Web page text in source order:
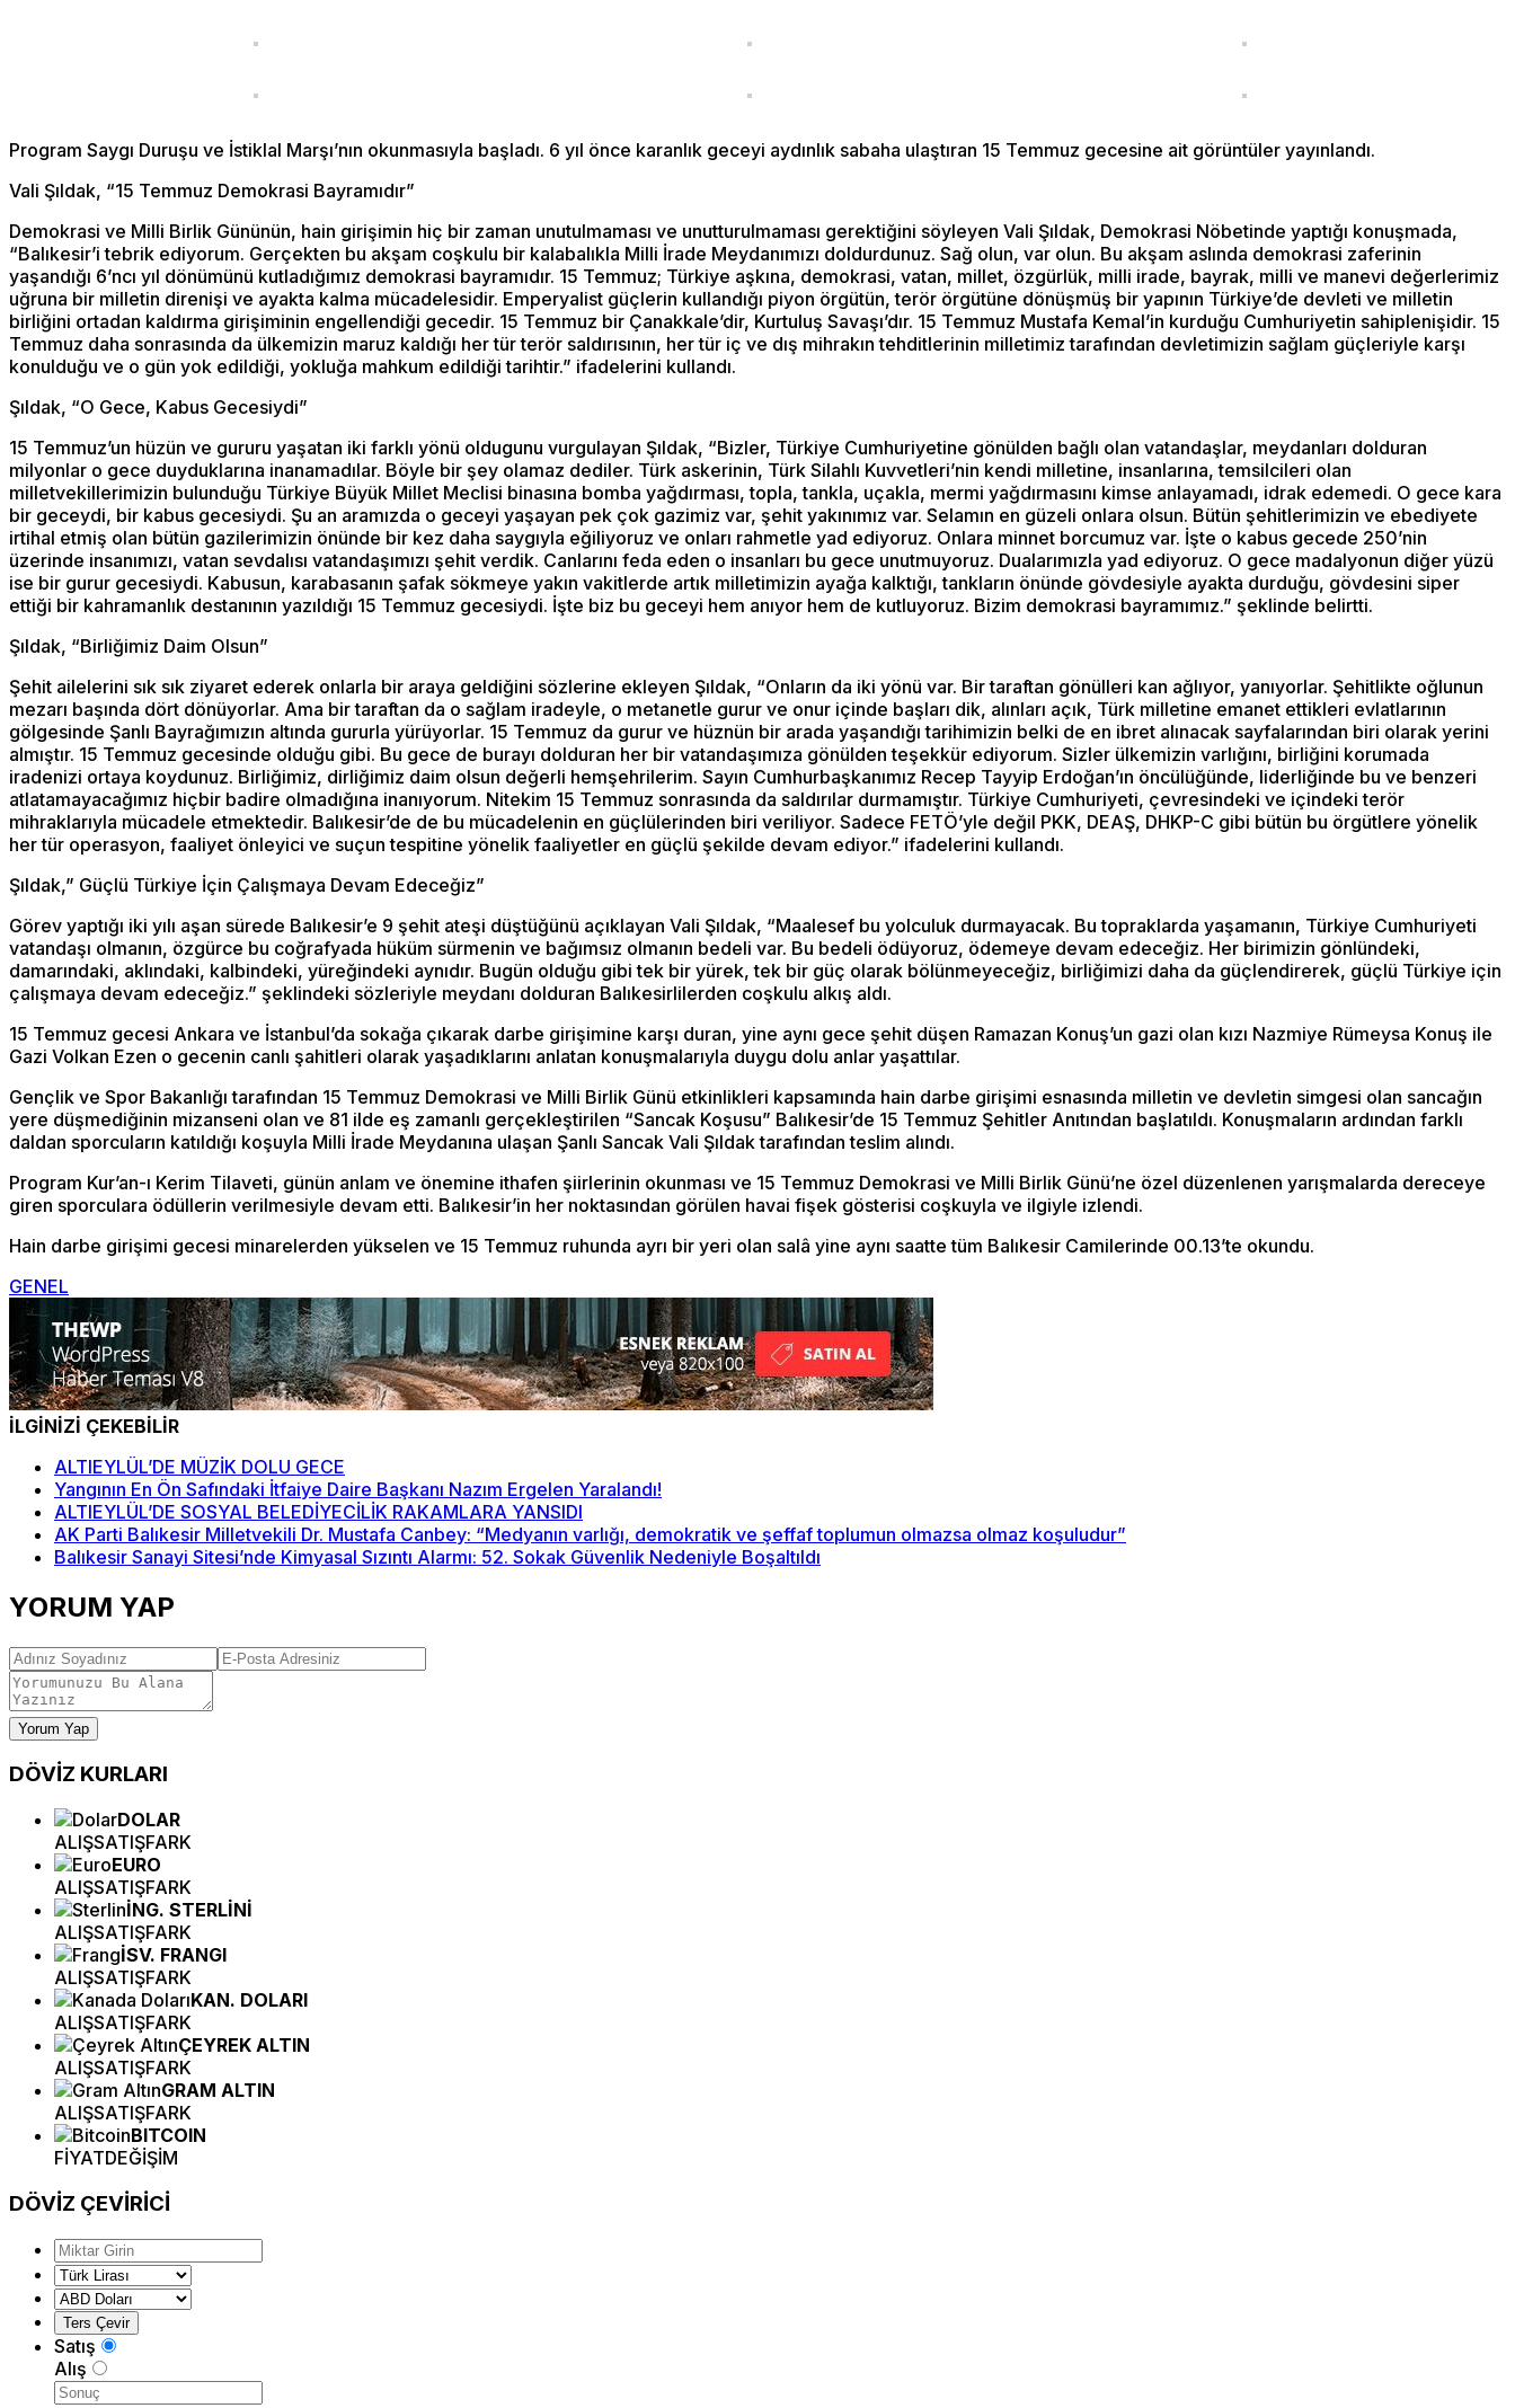
Program Saygı Duruşu ve İstiklal Marşı’nın okunmasıyla başladı. 6 yıl önce karanlık geceyi aydınlık sabaha ulaştıran 15 Temmuz gecesine ait görüntüler yayınlandı.
Vali Şıldak, “15 Temmuz Demokrasi Bayramıdır”
Demokrasi ve Milli Birlik Gününün, hain girişimin hiç bir zaman unutulmaması ve unutturulmaması gerektiğini söyleyen Vali Şıldak, Demokrasi Nöbetinde yaptığı konuşmada,
“Balıkesir’i tebrik ediyorum. Gerçekten bu akşam coşkulu bir kalabalıkla Milli İrade Meydanımızı doldurdunuz. Sağ olun, var olun. Bu akşam aslında demokrasi zaferinin
yaşandığı 6’ncı yıl dönümünü kutladığımız demokrasi bayramıdır. 15 Temmuz; Türkiye aşkına, demokrasi, vatan, millet, özgürlük, milli irade, bayrak, milli ve manevi değerlerimiz
uğruna bir milletin direnişi ve ayakta kalma mücadelesidir. Emperyalist güçlerin kullandığı piyon örgütün, terör örgütüne dönüşmüş bir yapının Türkiye’de devleti ve milletin
birliğini ortadan kaldırma girişiminin engellendiği gecedir. 15 Temmuz bir Çanakkale’dir, Kurtuluş Savaşı’dır. 15 Temmuz Mustafa Kemal’in kurduğu Cumhuriyetin sahiplenişidir. 15
Temmuz daha sonrasında da ülkemizin maruz kaldığı her tür terör saldırısının, her tür iç ve dış mihrakın tehditlerinin milletimiz tarafından devletimizin sağlam güçleriyle karşı
konulduğu ve o gün yok edildiği, yokluğa mahkum edildiği tarihtir.” ifadelerini kullandı.
Şıldak, “O Gece, Kabus Gecesiydi”
15 Temmuz’un hüzün ve gururu yaşatan iki farklı yönü oldugunu vurgulayan Şıldak, “Bizler, Türkiye Cumhuriyetine gönülden bağlı olan vatandaşlar, meydanları dolduran
milyonlar o gece duyduklarına inanamadılar. Böyle bir şey olamaz dediler. Türk askerinin, Türk Silahlı Kuvvetleri’nin kendi milletine, insanlarına, temsilcileri olan
milletvekillerimizin bulunduğu Türkiye Büyük Millet Meclisi binasına bomba yağdırması, topla, tankla, uçakla, mermi yağdırmasını kimse anlayamadı, idrak edemedi. O gece kara
bir geceydi, bir kabus gecesiydi. Şu an aramızda o geceyi yaşayan pek çok gazimiz var, şehit yakınımız var. Selamın en güzeli onlara olsun. Bütün şehitlerimizin ve ebediyete
irtihal etmiş olan bütün gazilerimizin önünde bir kez daha saygıyla eğiliyoruz ve onları rahmetle yad ediyoruz. Onlara minnet borcumuz var. İşte o kabus gecede 250’nin
üzerinde insanımızı, vatan sevdalısı vatandaşımızı şehit verdik. Canlarını feda eden o insanları bu gece unutmuyoruz. Dualarımızla yad ediyoruz. O gece madalyonun diğer yüzü
ise bir gurur gecesiydi. Kabusun, karabasanın şafak sökmeye yakın vakitlerde artık milletimizin ayağa kalktığı, tankların önünde gövdesiyle ayakta durduğu, gövdesini siper
ettiği bir kahramanlık destanının yazıldığı 15 Temmuz gecesiydi. İşte biz bu geceyi hem anıyor hem de kutluyoruz. Bizim demokrasi bayramımız.” şeklinde belirtti.
Şıldak, “Birliğimiz Daim Olsun”
Şehit ailelerini sık sık ziyaret ederek onlarla bir araya geldiğini sözlerine ekleyen Şıldak, “Onların da iki yönü var. Bir taraftan gönülleri kan ağlıyor, yanıyorlar. Şehitlikte oğlunun
mezarı başında dört dönüyorlar. Ama bir taraftan da o sağlam iradeyle, o metanetle gurur ve onur içinde başları dik, alınları açık, Türk milletine emanet ettikleri evlatlarının
gölgesinde Şanlı Bayrağımızın altında gururla yürüyorlar. 15 Temmuz da gurur ve hüznün bir arada yaşandığı tarihimizin belki de en ibret alınacak sayfalarından biri olarak yerini
almıştır. 15 Temmuz gecesinde olduğu gibi. Bu gece de burayı dolduran her bir vatandaşımıza gönülden teşekkür ediyorum. Sizler ülkemizin varlığını, birliğini korumada
iradenizi ortaya koydunuz. Birliğimiz, dirliğimiz daim olsun değerli hemşehrilerim. Sayın Cumhurbaşkanımız Recep Tayyip Erdoğan’ın öncülüğünde, liderliğinde bu ve benzeri
atlatamayacağımız hiçbir badire olmadığına inanıyorum. Nitekim 15 Temmuz sonrasında da saldırılar durmamıştır. Türkiye Cumhuriyeti, çevresindeki ve içindeki terör
mihraklarıyla mücadele etmektedir. Balıkesir’de de bu mücadelenin en güçlülerinden biri veriliyor. Sadece FETÖ’yle değil PKK, DEAŞ, DHKP-C gibi bütün bu örgütlere yönelik
her tür operasyon, faaliyet önleyici ve suçun tespitine yönelik faaliyetler en güçlü şekilde devam ediyor.” ifadelerini kullandı.
Şıldak,” Güçlü Türkiye İçin Çalışmaya Devam Edeceğiz”
Görev yaptığı iki yılı aşan sürede Balıkesir’e 9 şehit ateşi düştüğünü açıklayan Vali Şıldak, “Maalesef bu yolculuk durmayacak. Bu topraklarda yaşamanın, Türkiye Cumhuriyeti
vatandaşı olmanın, özgürce bu coğrafyada hüküm sürmenin ve bağımsız olmanın bedeli var. Bu bedeli ödüyoruz, ödemeye devam edeceğiz. Her birimizin gönlündeki,
damarındaki, aklındaki, kalbindeki, yüreğindeki aynıdır. Bugün olduğu gibi tek bir yürek, tek bir güç olarak bölünmeyeceğiz, birliğimizi daha da güçlendirerek, güçlü Türkiye için
çalışmaya devam edeceğiz.” şeklindeki sözleriyle meydanı dolduran Balıkesirlilerden coşkulu alkış aldı.
15 Temmuz gecesi Ankara ve İstanbul’da sokağa çıkarak darbe girişimine karşı duran, yine aynı gece şehit düşen Ramazan Konuş’un gazi olan kızı Nazmiye Rümeysa Konuş ile
Gazi Volkan Ezen o gecenin canlı şahitleri olarak yaşadıklarını anlatan konuşmalarıyla duygu dolu anlar yaşattılar.
Gençlik ve Spor Bakanlığı tarafından 15 Temmuz Demokrasi ve Milli Birlik Günü etkinlikleri kapsamında hain darbe girişimi esnasında milletin ve devletin simgesi olan sancağın
yere düşmediğinin mizanseni olan ve 81 ilde eş zamanlı gerçekleştirilen “Sancak Koşusu” Balıkesir’de 15 Temmuz Şehitler Anıtından başlatıldı. Konuşmaların ardından farklı
daldan sporcuların katıldığı koşuyla Milli İrade Meydanına ulaşan Şanlı Sancak Vali Şıldak tarafından teslim alındı.
Program Kur’an-ı Kerim Tilaveti, günün anlam ve önemine ithafen şiirlerinin okunması ve 15 Temmuz Demokrasi ve Milli Birlik Günü’ne özel düzenlenen yarışmalarda dereceye
giren sporculara ödüllerin verilmesiyle devam etti. Balıkesir’in her noktasından görülen havai fişek gösterisi coşkuyla ve ilgiyle izlendi.
Hain darbe girişimi gecesi minarelerden yükselen ve 15 Temmuz ruhunda ayrı bir yeri olan salâ yine aynı saatte tüm Balıkesir Camilerinde 00.13’te okundu.
GENEL
İLGİNİZİ ÇEKEBİLİR
ALTIEYLÜL’DE MÜZİK DOLU GECE
Yangının En Ön Safındaki İtfaiye Daire Başkanı Nazım Ergelen Yaralandı!
ALTIEYLÜL’DE SOSYAL BELEDİYECİLİK RAKAMLARA YANSIDI
AK Parti Balıkesir Milletvekili Dr. Mustafa Canbey: “Medyanın varlığı, demokratik ve şeffaf toplumun olmazsa olmaz koşuludur”
Balıkesir Sanayi Sitesi’nde Kimyasal Sızıntı Alarmı: 52. Sokak Güvenlik Nedeniyle Boşaltıldı
YORUM YAP
Yorum Yap
DÖVİZ KURLARI
DOLAR
ALIŞSATIŞFARK
EURO
ALIŞSATIŞFARK
İNG. STERLİNİ
ALIŞSATIŞFARK
İSV. FRANGI
ALIŞSATIŞFARK
KAN. DOLARI
ALIŞSATIŞFARK
ÇEYREK ALTIN
ALIŞSATIŞFARK
GRAM ALTIN
ALIŞSATIŞFARK
BITCOIN
FİYATDEĞİŞİM
DÖVİZ ÇEVİRİCİ
Satış
Alış